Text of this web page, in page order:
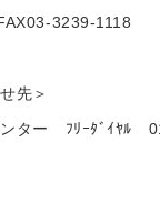
3239-1118
先＞
ター ﾌﾘｰﾀﾞｲﾔﾙ